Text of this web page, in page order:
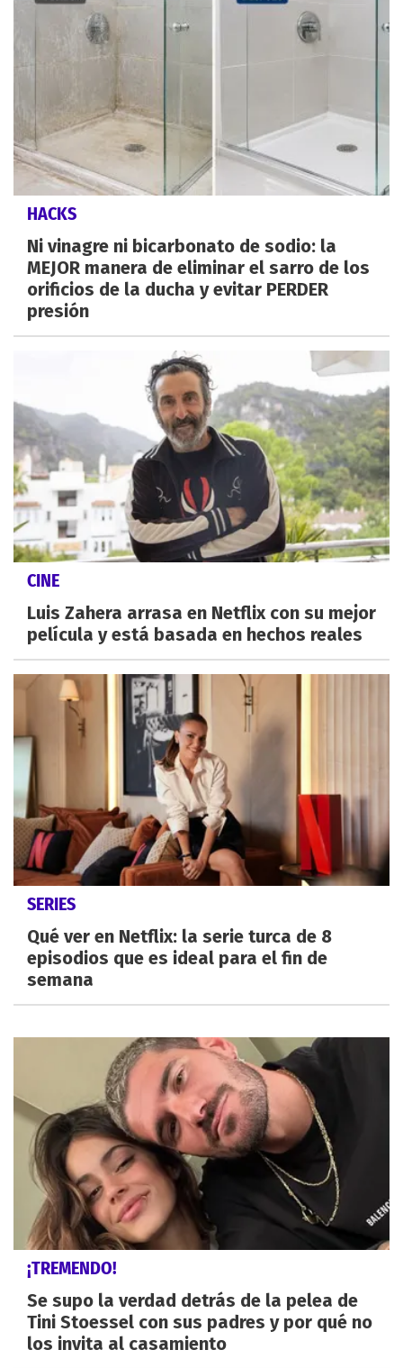
HACKS
Ni vinagre ni bicarbonato de sodio: la
MEJOR manera de eliminar el sarro de los
orificios de la ducha y evitar PERDER
presión
CINE
Luis Zahera arrasa en Netflix con su mejor
película y está basada en hechos reales
SERIES
Qué ver en Netflix: la serie turca de 8
episodios que es ideal para el fin de
semana
¡TREMENDO!
Se supo la verdad detrás de la pelea de
Tini Stoessel con sus padres y por qué no
los invita al casamiento